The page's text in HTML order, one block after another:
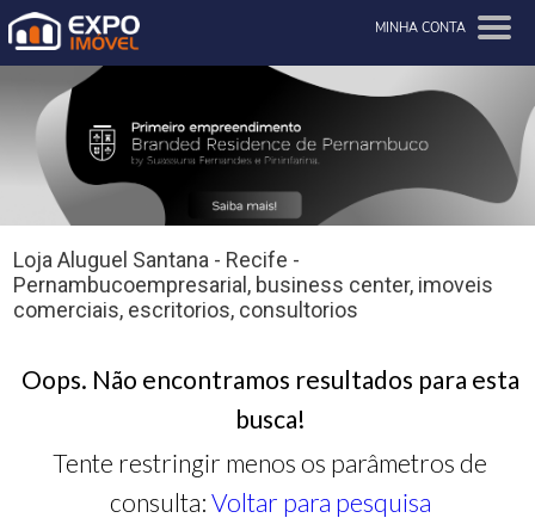
MINHA CONTA
Loja Aluguel Santana - Recife -
Pernambucoempresarial, business center, imoveis
comerciais, escritorios, consultorios
Oops. Não encontramos resultados para esta
busca!
Tente restringir menos os parâmetros de
consulta: Voltar para pesquisa